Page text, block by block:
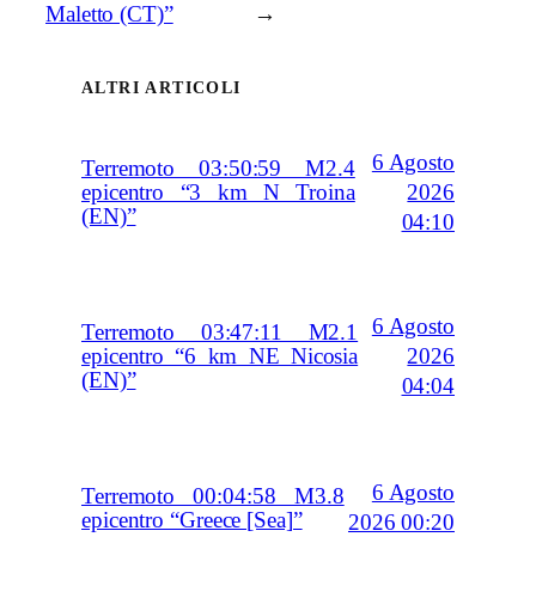
Maletto (CT)”
→
ALTRI ARTICOLI
Terremoto 03:50:59 M2.4
epicentro “3 km N Troina
(EN)”
6 Agosto
2026
04:10
Terremoto 03:47:11 M2.1
epicentro “6 km NE Nicosia
(EN)”
6 Agosto
2026
04:04
Terremoto 00:04:58 M3.8
epicentro “Greece [Sea]”
6 Agosto
2026 00:20